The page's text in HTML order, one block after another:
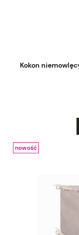
Kokon
nowość